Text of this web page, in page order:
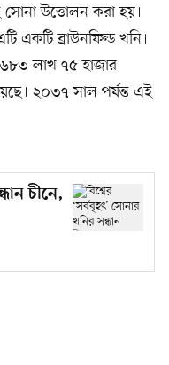
সোনা উত্তোলন করা হয়।
একটি ব্রাউনফিল্ড খনি।
লাখ ৭৫ হাজার
২০৩৭ সাল পর্যন্ত এই
চীনে,